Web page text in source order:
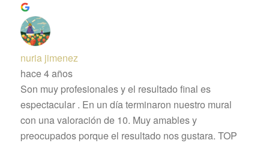
nuria jimenez
hace 4 años
Son muy profesionales y el resultado final es
espectacular . En un día terminaron nuestro mural
con una valoración de 10. Muy amables y
preocupados porque el resultado nos gustara. TOP